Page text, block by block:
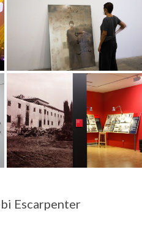
Escarpenter